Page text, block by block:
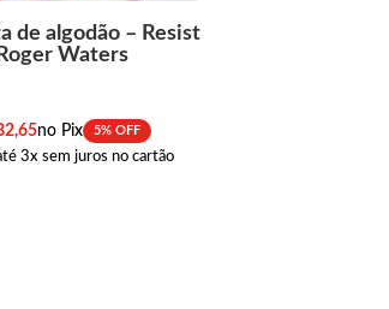
de algodão – Resist
Roger Waters
no Pix 5% OFF
3x sem juros no cartão